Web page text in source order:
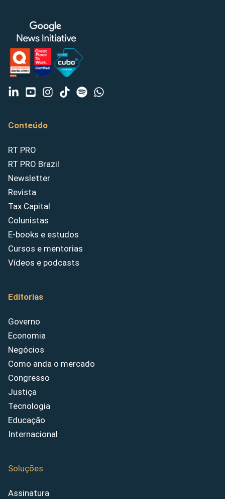
Conteúdo
RT PRO
RT PRO Brazil
Newsletter
Revista
Tax Capital
Colunistas
E-books e estudos
Cursos e mentorias
Vídeos e podcasts
Editorias
Governo
Economia
Negócios
Como anda o mercado
Congresso
Justiça
Tecnologia
Educação
Internacional
Soluções
Assinatura